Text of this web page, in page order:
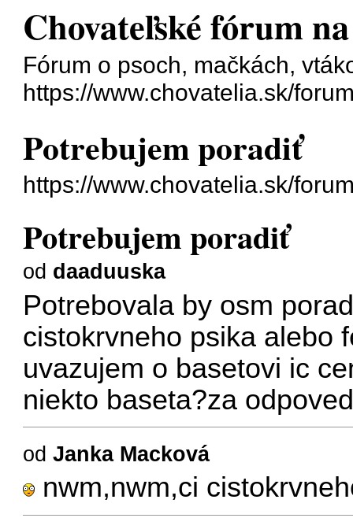
Chovateľské fórum
Fórum o psoch, mačkách,
https://www.chovatelia.sk/
Potrebujem poradiť
https://www.chovatelia.sk/
Potrebujem poradiť
od daaduuska
Potrebovala by osm
cistokrvneho psika alebo
uvazujem o basetovi ic
niekto baseta?za
odJanka Macková
nwm,nwm,ci